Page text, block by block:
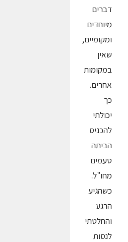
דברים
מיוחדים
ומקומיים,
שאין
במקומות
אחרים.
כך
יכולתי
להכניס
הביתה
טעמים
מחו"ל.
כשהגיע
הרגע
והחלטתי
לנסות